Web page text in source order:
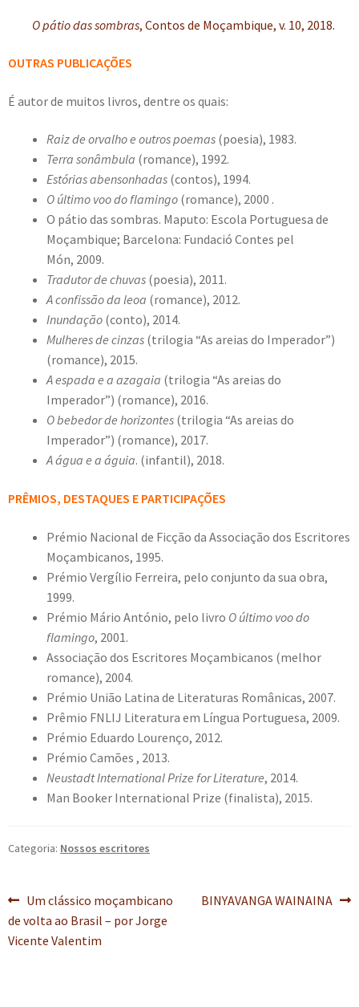
Opátio das sombras, Contos de Moçambique, v. 10, 2018.
OUTRAS PUBLICAÇÕES
É autor de muitos livros, dentre os quais:
Raiz de orvalho e outros poemas (poesia), 1983.
Terra sonâmbula (romance), 1992.
Estórias abensonhadas (contos), 1994.
O último voo do flamingo (romance), 2000 .
O pátio das sombras. Maputo: Escola Portuguesa de
Moçambique; Barcelona: Fundació Contes pel
Món, 2009.
Tradutor de chuvas (poesia), 2011.
A confissão da leoa (romance), 2012.
Inundação (conto), 2014.
Mulheres de cinzas (trilogia “As areias do Imperador”)
(romance), 2015.
A espada e a azagaia (trilogia “As areias do
Imperador”) (romance), 2016.
O bebedor de horizontes (trilogia “As areias do
Imperador”) (romance), 2017.
A água e a águia. (infantil), 2018.
PRÊMIOS, DESTAQUES E PARTICIPAÇÕES
Prémio Nacional de Ficção da Associação dos Escritores
Moçambicanos, 1995.
Prémio Vergílio Ferreira, pelo conjunto da sua obra,
1999.
Prémio Mário António, pelo livro O último voo do
flamingo, 2001.
Associação dos Escritores Moçambicanos (melhor
romance), 2004.
Prémio União Latina de Literaturas Românicas, 2007.
Prêmio FNLIJ Literatura em Língua Portuguesa, 2009.
Prémio Eduardo Lourenço, 2012.
Prémio Camões , 2013.
Neustadt International Prize for Literature, 2014.
Man Booker International Prize (finalista), 2015.
Categoria: Nossos escritores
Navegação
de
Post
anterior:
Um clássico moçambicano
de volta ao Brasil – por Jorge
Vicente Valentim
Próximo
BINYAVANGA WAINAINA